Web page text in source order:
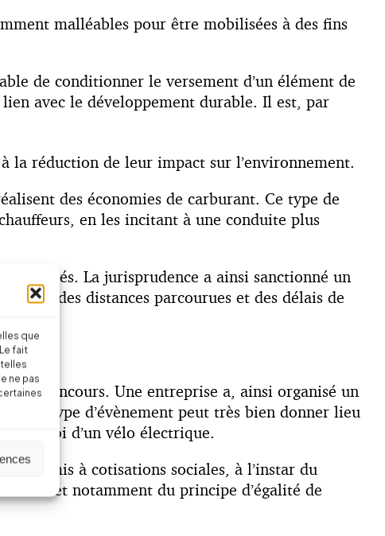
que
fait
ne pas
malléables pour être mobilisées à des fins
de conditionner le versement d’un élément de
avec le développement durable. Il est, par
la réduction de leur impact sur l’environnement.
des économies de carburant. Ce type de
en les incitant à une conduite plus
salariés. La jurisprudence a ainsi sanctionné un
des distances parcourues et des délais de
des concours. Une entreprise a, ainsi organisé un
Ce type d’évènement peut très bien donner lieu
l’octroi d’un vélo électrique.
soumis à cotisations sociales, à l’instar du
et notamment du principe d’égalité de